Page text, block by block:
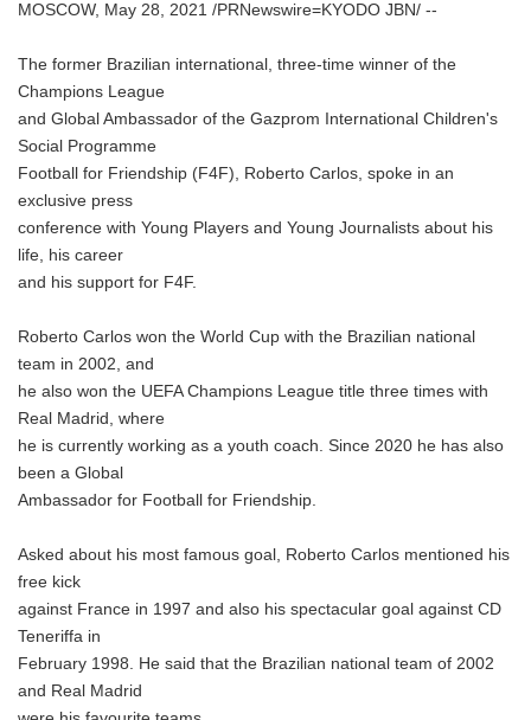
MOSCOW, May 28, 2021 /PRNewswire=KYODO JBN/ --
The former Brazilian international, three-time winner of the
Champions League
and Global Ambassador of the Gazprom International Children's
Social Programme
Football for Friendship (F4F), Roberto Carlos, spoke in an
exclusive press
conference with Young Players and Young Journalists about his
life, his career
and his support for F4F.
Roberto Carlos won the World Cup with the Brazilian national
team in 2002, and
he also won the UEFA Champions League title three times with
Real Madrid, where
he is currently working as a youth coach. Since 2020 he has also
been a Global
Ambassador for Football for Friendship.
Asked about his most famous goal, Roberto Carlos mentioned his
free kick
against France in 1997 and also his spectacular goal against CD
Teneriffa in
February 1998. He said that the Brazilian national team of 2002
and Real Madrid